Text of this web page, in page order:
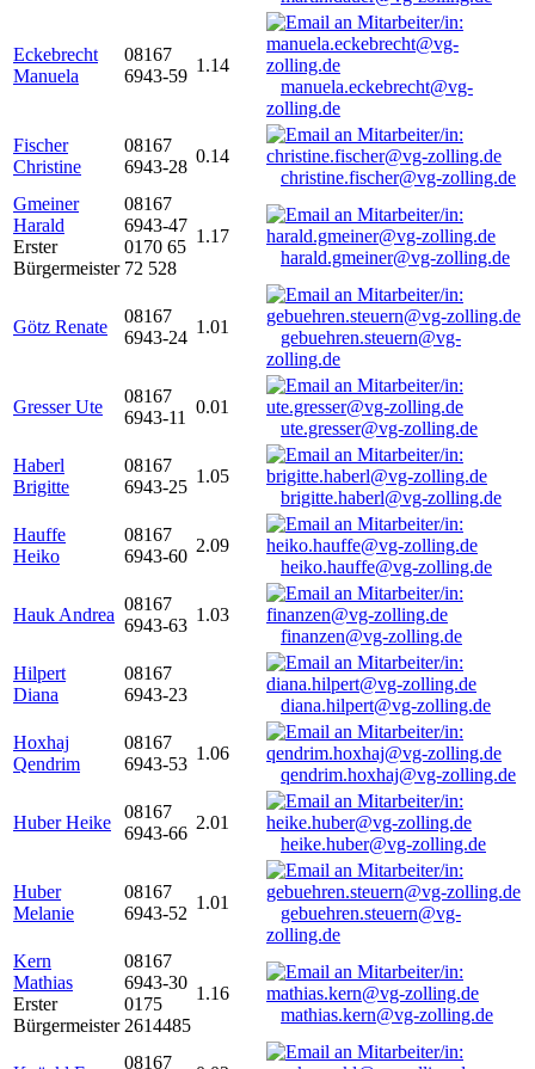
Eckebrecht
Manuela
08167
6943-59
1.14
manuela.eckebrecht@vg-
zolling.de
Fischer
Christine
08167
6943-28
0.14
christine.fischer@vg-zolling.de
Gmeiner
Harald
Erster
Bürgermeister
08167
6943-47
0170 65
72 528
1.17
harald.gmeiner@vg-zolling.de
Götz Renate
08167
6943-24
1.01
gebuehren.steuern@vg-
zolling.de
Gresser Ute
08167
6943-11
0.01
ute.gresser@vg-zolling.de
Haberl
Brigitte
08167
6943-25
1.05
brigitte.haberl@vg-zolling.de
Hauffe
Heiko
08167
6943-60
2.09
heiko.hauffe@vg-zolling.de
Hauk Andrea
08167
6943-63
1.03
finanzen@vg-zolling.de
Hilpert
Diana
08167
6943-23
diana.hilpert@vg-zolling.de
Hoxhaj
Qendrim
08167
6943-53
1.06
qendrim.hoxhaj@vg-zolling.de
Huber Heike
08167
6943-66
2.01
heike.huber@vg-zolling.de
Huber
Melanie
08167
6943-52
1.01
gebuehren.steuern@vg-
zolling.de
Kern
Mathias
Erster
Bürgermeister
08167
6943-30
0175
2614485
1.16
mathias.kern@vg-zolling.de
08167